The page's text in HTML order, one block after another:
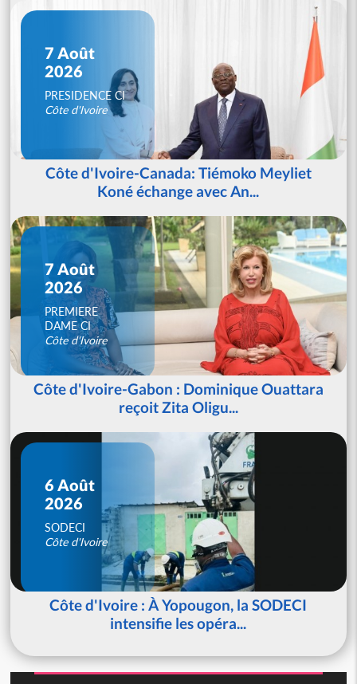
7 Août
2026
PRESIDENCE CI
Côte d'Ivoire
Côte d'Ivoire-Canada: Tiémoko Meyliet
Koné échange avec An...
7 Août
2026
PREMIERE
DAME CI
Côte d'Ivoire
Côte d'Ivoire-Gabon : Dominique Ouattara
reçoit Zita Oligu...
6 Août
2026
SODECI
Côte d'Ivoire
Côte d'Ivoire : À Yopougon, la SODECI
intensifie les opéra...